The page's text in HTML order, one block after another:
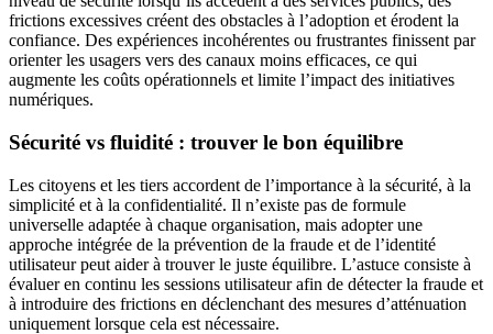
frictions excessives créent des obstacles à l’adoption et érodent la
confiance. Des expériences incohérentes ou frustrantes finissent par
orienter les usagers vers des canaux moins efficaces, ce qui
augmente les coûts opérationnels et limite l’impact des initiatives
numériques.
Sécurité vs fluidité : trouver le bon équilibre
Les citoyens et les tiers accordent de l’importance à la sécurité, à la
simplicité et à la confidentialité. Il n’existe pas de formule
universelle adaptée à chaque organisation, mais adopter une
approche intégrée de la prévention de la fraude et de l’identité
utilisateur peut aider à trouver le juste équilibre. L’astuce consiste à
évaluer en continu les sessions utilisateur afin de détecter la fraude et
à introduire des frictions en déclenchant des mesures d’atténuation
uniquement lorsque cela est nécessaire.